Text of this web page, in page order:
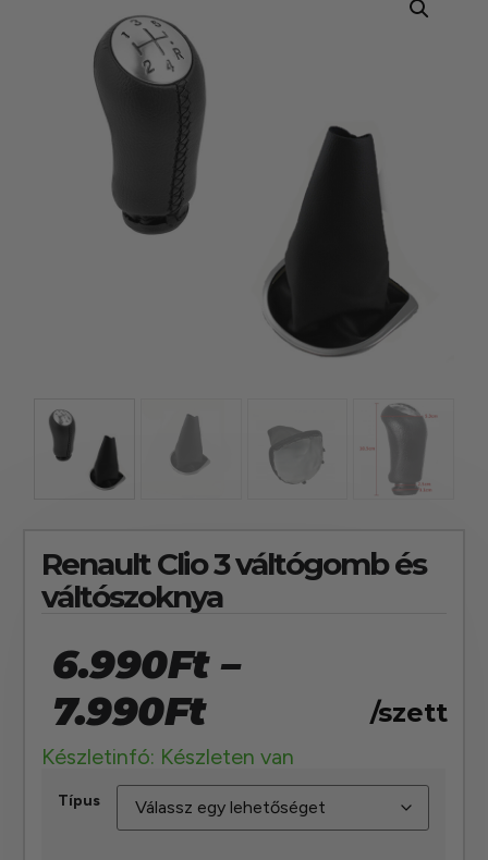
Kínálatunkban kizárólag olyan termékek
szerepelnek, amelyekben mi is bízunk.
Renault Clio 3 váltógomb és
váltószoknya
6.990Ft –
7.990Ft /szett
Készletinfó: Készleten van
Típus